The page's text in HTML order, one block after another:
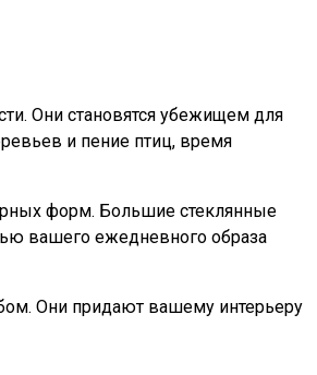
Они становятся убежищем для
и пение птиц, время
форм. Большие стеклянные
вашего ежедневного образа
Они придают вашему интерьеру